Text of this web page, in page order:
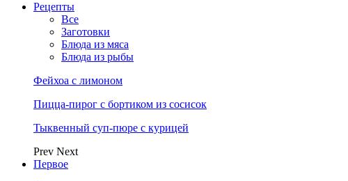
Рецепты
Все
Заготовки
Блюда из мяса
Блюда из рыбы
Фейхоа с лимоном
Пицца-пирог с бортиком из сосисок
Тыквенный суп-пюре с курицей
Prev Next
Первое